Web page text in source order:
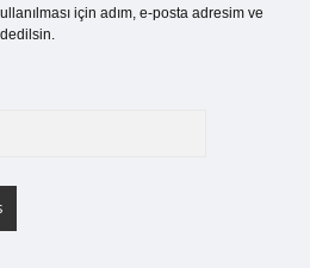
için adım, e-posta adresim ve